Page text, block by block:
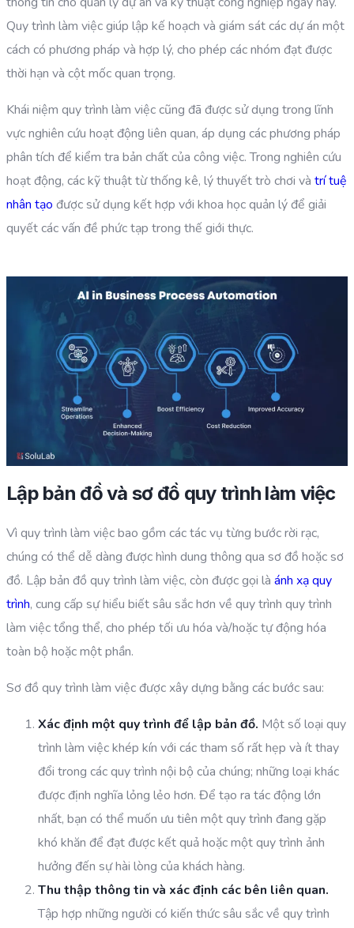
Quy trình làm việc giúp lập kế hoạch và giám sát các dự án một
cách có phương pháp và hợp lý, cho phép các nhóm đạt được
thời hạn và cột mốc quan trọng.
Khái niệm quy trình làm việc cũng đã được sử dụng trong lĩnh
vực nghiên cứu hoạt động liên quan, áp dụng các phương pháp
phân tích để kiểm tra bản chất của công việc. Trong nghiên cứu
hoạt động, các kỹ thuật từ thống kê, lý thuyết trò chơi và trí tuệ
nhân tạo được sử dụng kết hợp với khoa học quản lý để giải
quyết các vấn đề phức tạp trong thế giới thực.
Lập bản đồ và sơ đồ quy trình làm việc
Vì quy trình làm việc bao gồm các tác vụ từng bước rời rạc,
chúng có thể dễ dàng được hình dung thông qua sơ đồ hoặc sơ
đồ. Lập bản đồ quy trình làm việc, còn được gọi là ánh xạ quy
trình, cung cấp sự hiểu biết sâu sắc hơn về quy trình quy trình
làm việc tổng thể, cho phép tối ưu hóa và/hoặc tự động hóa
toàn bộ hoặc một phần.
Sơ đồ quy trình làm việc được xây dựng bằng các bước sau:
Xác định một quy trình để lập bản đồ. Một số loại quy
trình làm việc khép kín với các tham số rất hẹp và ít thay
đổi trong các quy trình nội bộ của chúng; những loại khác
được định nghĩa lỏng lẻo hơn. Để tạo ra tác động lớn
nhất, bạn có thể muốn ưu tiên một quy trình đang gặp
khó khăn để đạt được kết quả hoặc một quy trình ảnh
hưởng đến sự hài lòng của khách hàng.
Thu thập thông tin và xác định các bên liên quan.
Tập hợp những người có kiến thức sâu sắc về quy trình